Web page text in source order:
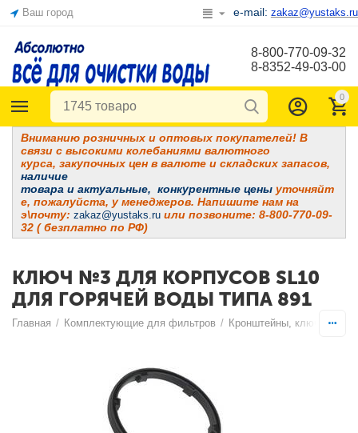
Ваш город e-mail: zakaz@yustaks.ru
8-800-770-09-32
8-8352-49-03-00
0
Вниманию розничных и оптовых покупателей! В
связи с высокими колебаниями валютного
курса, закупочных цен в валюте и складских запасов,
наличие
товара иактуальные, конкурентные цены уточняйт
е, пожалуйста, у менеджеров. Напишите нам на
э\почту:zakaz@yustaks.ru или позвоните: 8-800-770-09-
32 ( безплатно по РФ)
КЛЮЧ №3 ДЛЯ КОРПУСОВ SL10
ДЛЯ ГОРЯЧЕЙ ВОДЫ ТИПА 891
Главная / Комплектующие для фильтров / Кронштейны, ключи,